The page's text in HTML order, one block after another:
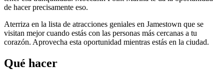
de hacer precisamente eso.
Aterriza en la lista de atracciones geniales en Jamestown que se
visitan mejor cuando estás con las personas más cercanas a tu
corazón. Aprovecha esta oportunidad mientras estás en la ciudad.
Qué hacer